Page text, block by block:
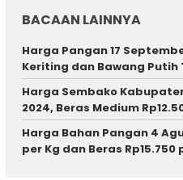
BACAAN LAINNYA
Harga Pangan 17
Keriting dan Bawang Putih
Harga Sembako
2024, Beras Medium
Harga Bahan Pangan 4
per Kg dan Beras Rp15.750